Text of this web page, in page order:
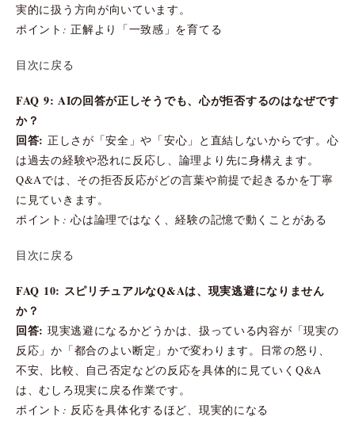
実的に扱う方向が向いています。
ポイント: 正解より「一致感」を育てる
目次に戻る
FAQ 9: AIの回答が正しそうでも、心が拒否するのはなぜです
か？
回答: 正しさが「安全」や「安心」と直結しないからです。心
は過去の経験や恐れに反応し、論理より先に身構えます。
Q&Aでは、その拒否反応がどの言葉や前提で起きるかを丁寧
に見ていきます。
ポイント: 心は論理ではなく、経験の記憶で動くことがある
目次に戻る
FAQ 10: スピリチュアルなQ&Aは、現実逃避になりません
か？
回答: 現実逃避になるかどうかは、扱っている内容が「現実の
反応」か「都合のよい断定」かで変わります。日常の怒り、
不安、比較、自己否定などの反応を具体的に見ていくQ&A
は、むしろ現実に戻る作業です。
ポイント: 反応を具体化するほど、現実的になる